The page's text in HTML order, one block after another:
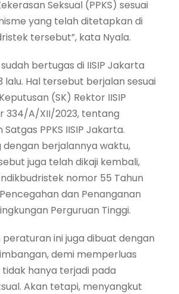
Seksual (PPKS) sesuai
yang telah ditetapkan di
tersebut”, kata Nyala.
bertugas di IISIP Jakarta
lalu. Hal tersebut berjalan sesuai
(SK) Rektor IISIP
334/A/XII/2023, tentang
PPKS IISIP Jakarta.
dengan berjalannya waktu,
juga telah dikaji kembali,
nomor 55 Tahun
dan Penanganan
Perguruan Tinggi.
ini juga dibuat dengan
demi memperluas
hanya terjadi pada
Akan tetapi, menyangkut